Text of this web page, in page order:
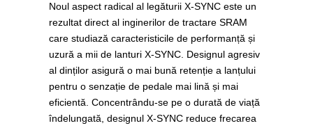
Noul aspect radical al legăturii X-SYNC este un
rezultat direct al inginerilor de tractare SRAM
care studiază caracteristicile de performanță și
uzură a mii de lanturi X-SYNC. Designul agresiv
al dinților asigură o mai bună retenție a lanțului
pentru o senzație de pedale mai lină și mai
eficientă. Concentrându-se pe o durată de viață
îndelungată, designul X-SYNC reduce frecarea